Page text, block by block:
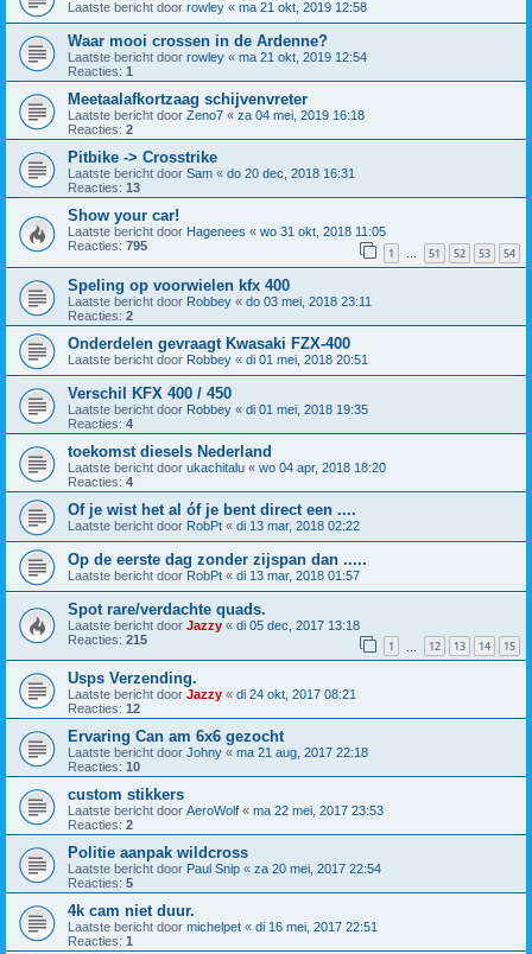
Laatste bericht door rowley « ma 21 okt, 2019 12:58
Waar mooi crossen in de Ardenne?
Laatste bericht door rowley « ma 21 okt, 2019 12:54
Reacties: 1
Meetaalafkortzaag schijvenvreter
Laatste bericht door Zeno7 « za 04 mei, 2019 16:18
Reacties: 2
Pitbike -> Crosstrike
Laatste bericht door Sam « do 20 dec, 2018 16:31
Reacties: 13
Show your car!
Laatste bericht door Hagenees « wo 31 okt, 2018 11:05
Reacties: 795 1 … 51 52 53 54
Speling op voorwielen kfx 400
Laatste bericht door Robbey « do 03 mei, 2018 23:11
Reacties: 2
Onderdelen gevraagt Kwasaki FZX-400
Laatste bericht door Robbey « di 01 mei, 2018 20:51
Verschil KFX 400 / 450
Laatste bericht door Robbey « di 01 mei, 2018 19:35
Reacties: 4
toekomst diesels Nederland
Laatste bericht door ukachitalu « wo 04 apr, 2018 18:20
Reacties: 4
Of je wist het al óf je bent direct een ....
Laatste bericht door RobPt « di 13 mar, 2018 02:22
Op de eerste dag zonder zijspan dan .....
Laatste bericht door RobPt « di 13 mar, 2018 01:57
Spot rare/verdachte quads.
Laatste bericht door Jazzy « di 05 dec, 2017 13:18
Reacties: 215 1 12 13 14 15
Usps Verzending.
Laatste bericht door Jazzy « di 24 okt, 2017 08:21
Reacties: 12
Ervaring Can am 6x6 gezocht
Laatste bericht door Johny « ma 21 aug, 2017 22:18
Reacties: 10
custom stikkers
Laatste bericht door AeroWolf « ma 22 mei, 2017 23:53
Reacties: 2
Politie aanpak wildcross
Laatste bericht door Paul Snip « za 20 mei, 2017 22:54
Reacties: 5
4k cam niet duur.
Laatste bericht door michelpet « di 16 mei, 2017 22:51
Reacties: 1